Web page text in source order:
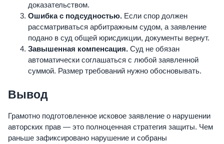
доказательством.
Ошибка с подсудностью. Если спор должен
рассматриваться арбитражным судом, а заявление
подано в суд общей юрисдикции, документы вернут.
Завышенная компенсация. Суд не обязан
автоматически соглашаться с любой заявленной
суммой. Размер требований нужно обосновывать.
Вывод
Грамотно подготовленное исковое заявление о нарушении
авторских прав — это полноценная стратегия защиты. Чем
раньше зафиксировано нарушение и собраны